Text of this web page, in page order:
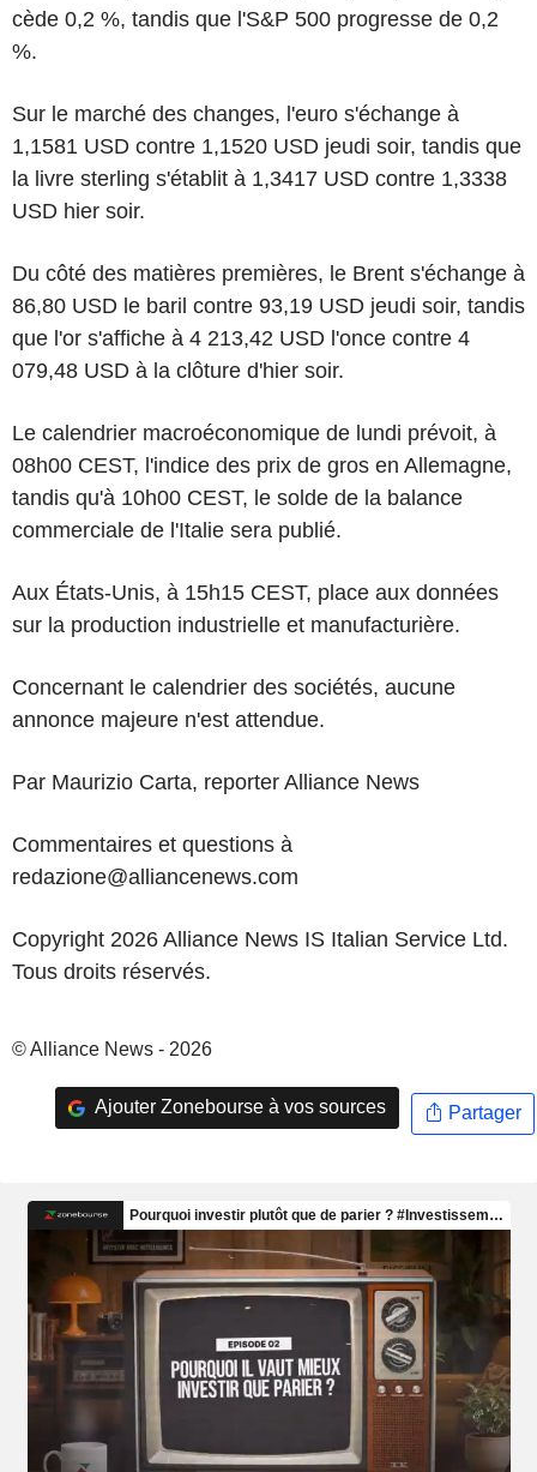
cède 0,2 %, tandis que l'S&P 500 progresse de 0,2
%.
Sur le marché des changes, l'euro s'échange à
1,1581 USD contre 1,1520 USD jeudi soir, tandis que
la livre sterling s'établit à 1,3417 USD contre 1,3338
USD hier soir.
Du côté des matières premières, le Brent s'échange à
86,80 USD le baril contre 93,19 USD jeudi soir, tandis
que l'or s'affiche à 4 213,42 USD l'once contre 4
079,48 USD à la clôture d'hier soir.
Le calendrier macroéconomique de lundi prévoit, à
08h00 CEST, l'indice des prix de gros en Allemagne,
tandis qu'à 10h00 CEST, le solde de la balance
commerciale de l'Italie sera publié.
Aux États-Unis, à 15h15 CEST, place aux données
sur la production industrielle et manufacturière.
Concernant le calendrier des sociétés, aucune
annonce majeure n'est attendue.
Par Maurizio Carta, reporter Alliance News
Commentaires et questions à
redazione@alliancenews.com
Copyright 2026 Alliance News IS Italian Service Ltd.
Tous droits réservés.
© Alliance News - 2026
Ajouter Zonebourse à vos sources Partager